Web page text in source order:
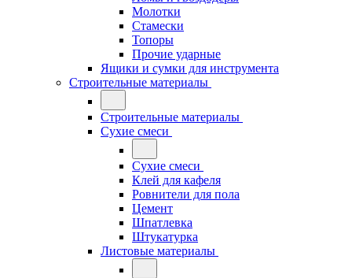
Молотки
Стамески
Топоры
Прочие ударные
Ящики и сумки для инструмента
Строительные материалы
Строительные материалы
Сухие смеси
Сухие смеси
Клей для кафеля
Ровнители для пола
Цемент
Шпатлевка
Штукатурка
Листовые материалы